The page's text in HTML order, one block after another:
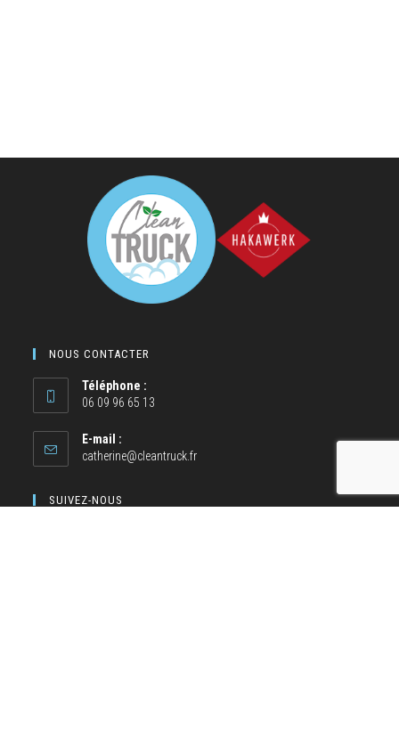
NOUS CONTACTER
Téléphone :
06 09 96 65 13
E-mail :
catherine@cleantruck.fr
SUIVEZ-NOUS